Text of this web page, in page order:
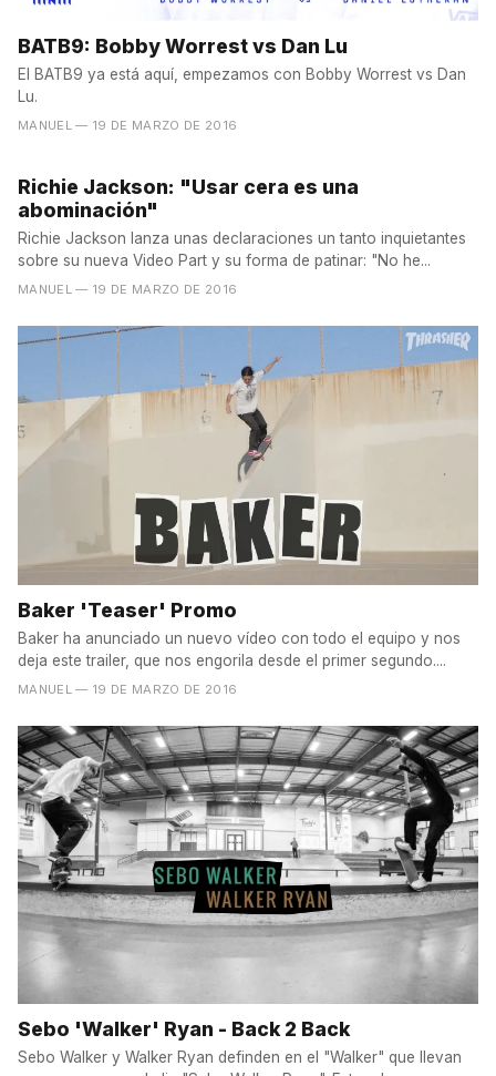
BATB9: Bobby Worrest vs Dan Lu
El BATB9 ya está aquí, empezamos con Bobby Worrest vs Dan
Lu.
MANUEL — 19 DE MARZO DE 2016
Richie Jackson: "Usar cera es una
abominación"
Richie Jackson lanza unas declaraciones un tanto inquietantes
sobre su nueva Video Part y su forma de patinar: "No he...
MANUEL — 19 DE MARZO DE 2016
Baker 'Teaser' Promo
Baker ha anunciado un nuevo vídeo con todo el equipo y nos
deja este trailer, que nos engorila desde el primer segundo....
MANUEL — 19 DE MARZO DE 2016
Sebo 'Walker' Ryan - Back 2 Back
Sebo Walker y Walker Ryan definden en el "Walker" que llevan